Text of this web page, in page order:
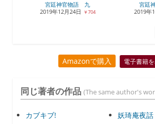
宮廷神官物語 九
2019年12月24日
￥704
宮廷
2019年
Amazonで購入 電子書籍
同じ著者の作品 (The same author's
カブキブ!
妖琦庵夜話